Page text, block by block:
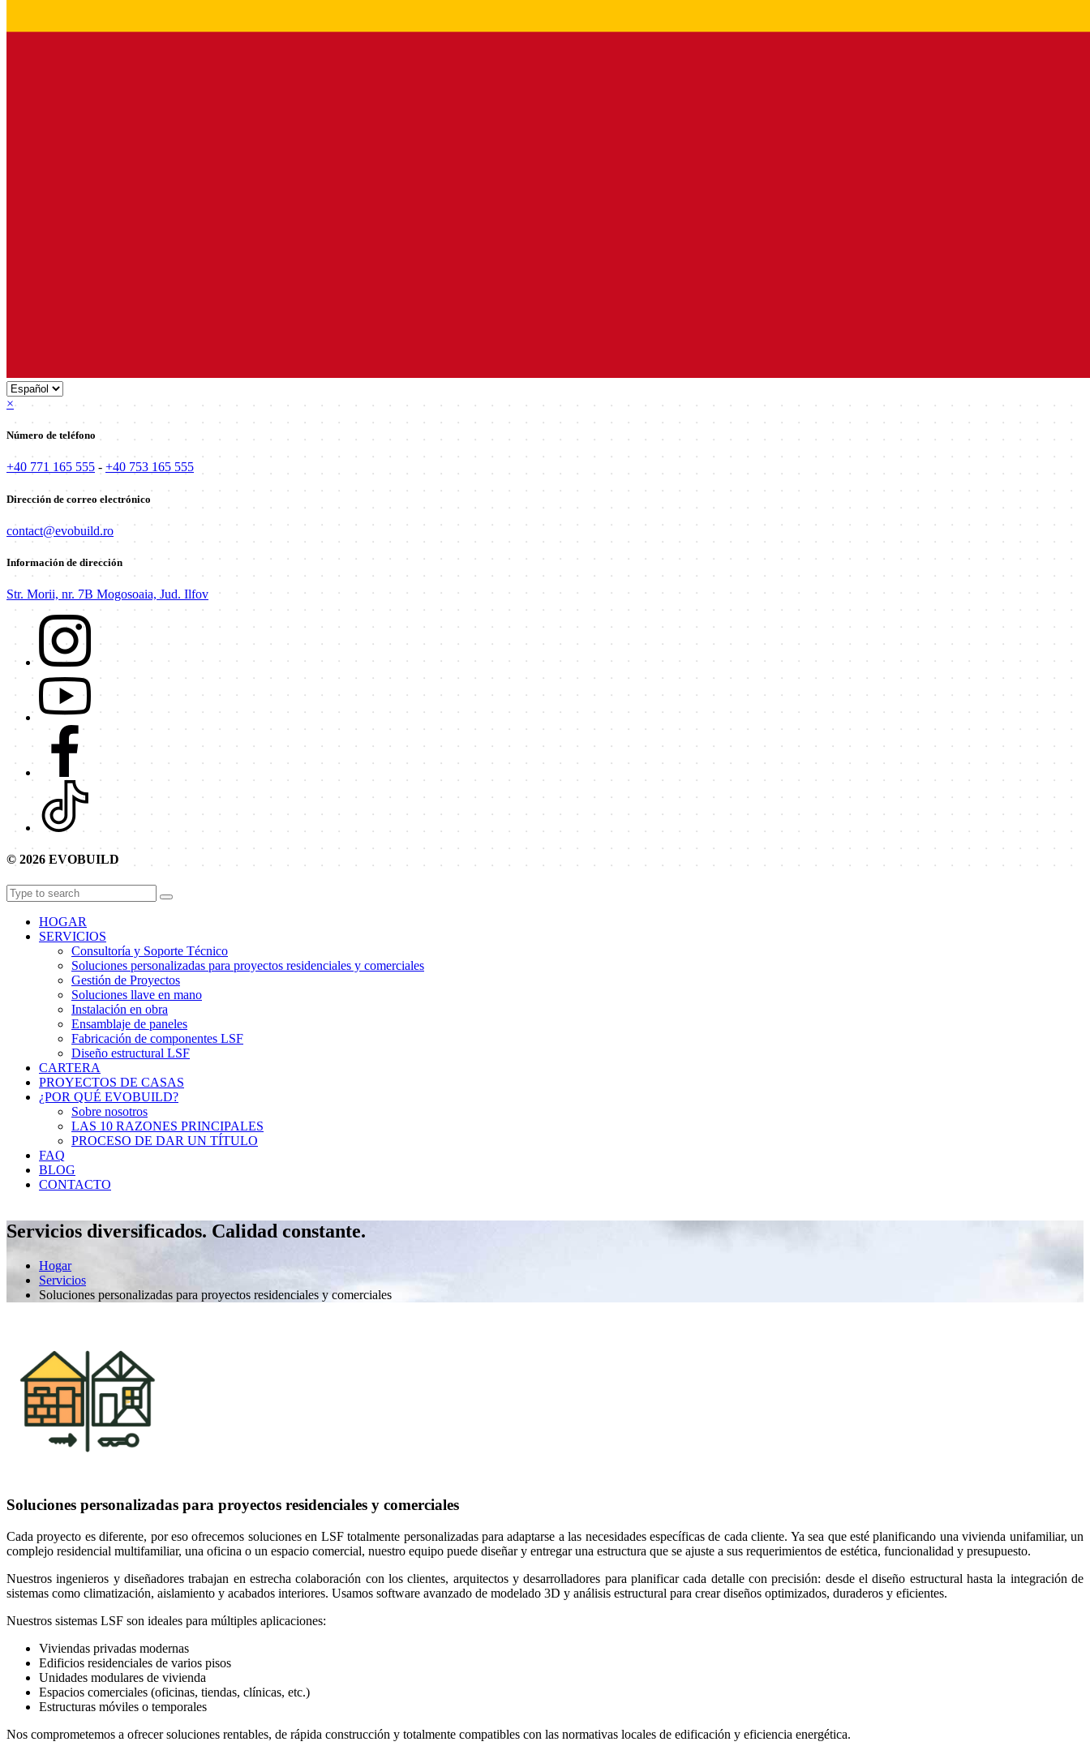
×
Número de teléfono
+40 771 165 555 - +40 753 165 555
Dirección de correo electrónico
contact@evobuild.ro
Información de dirección
Str. Morii, nr. 7B Mogosoaia, Jud. Ilfov
© 2026 EVOBUILD
HOGAR
SERVICIOS
Consultoría y Soporte Técnico
Soluciones personalizadas para proyectos residenciales y comerciales
Gestión de Proyectos
Soluciones llave en mano
Instalación en obra
Ensamblaje de paneles
Fabricación de componentes LSF
Diseño estructural LSF
CARTERA
PROYECTOS DE CASAS
¿POR QUÉ EVOBUILD?
Sobre nosotros
LAS 10 RAZONES PRINCIPALES
PROCESO DE DAR UN TÍTULO
FAQ
BLOG
CONTACTO
Servicios diversificados. Calidad constante.
Hogar
Servicios
Soluciones personalizadas para proyectos residenciales y comerciales
Soluciones personalizadas para proyectos residenciales y comerciales
Cada proyecto es diferente, por eso ofrecemos soluciones en LSF totalmente personalizadas para adaptarse a las necesidades específicas de cada cliente. Ya sea que esté planificando una vivienda unifamiliar, un
complejo residencial multifamiliar, una oficina o un espacio comercial, nuestro equipo puede diseñar y entregar una estructura que se ajuste a sus requerimientos de estética, funcionalidad y presupuesto.
Nuestros ingenieros y diseñadores trabajan en estrecha colaboración con los clientes, arquitectos y desarrolladores para planificar cada detalle con precisión: desde el diseño estructural hasta la integración de
sistemas como climatización, aislamiento y acabados interiores. Usamos software avanzado de modelado 3D y análisis estructural para crear diseños optimizados, duraderos y eficientes.
Nuestros sistemas LSF son ideales para múltiples aplicaciones:
Viviendas privadas modernas
Edificios residenciales de varios pisos
Unidades modulares de vivienda
Espacios comerciales (oficinas, tiendas, clínicas, etc.)
Estructuras móviles o temporales
Nos comprometemos a ofrecer soluciones rentables, de rápida construcción y totalmente compatibles con las normativas locales de edificación y eficiencia energética.